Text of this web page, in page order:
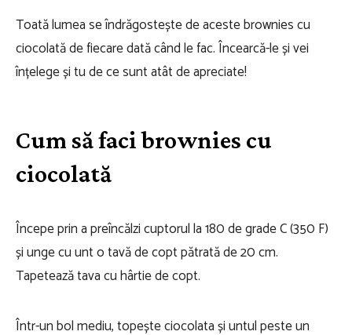
Toată lumea se îndrăgostește de aceste brownies cu
ciocolată de fiecare dată când le fac. Încearcă-le și vei
înțelege și tu de ce sunt atât de apreciate!
Cum să faci brownies cu
ciocolată
Începe prin a preîncălzi cuptorul la 180 de grade C (350 F)
și unge cu unt o tavă de copt pătrată de 20 cm.
Tapetează tava cu hârtie de copt.
Într-un bol mediu, topește ciocolata și untul peste un